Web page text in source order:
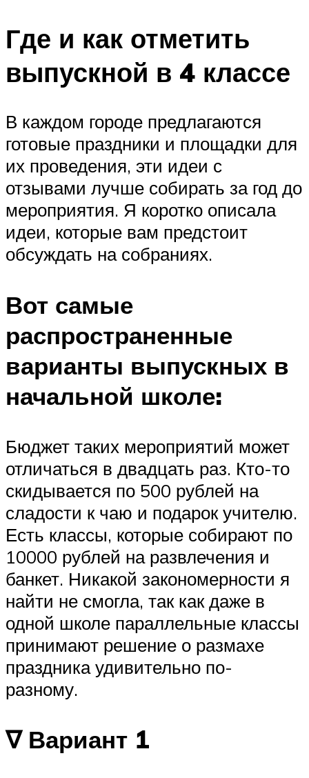
Где и как отметить
выпускной в 4 классе
В каждом городе предлагаются
готовые праздники и площадки для
их проведения, эти идеи с
отзывами лучше собирать за год до
мероприятия. Я коротко описала
идеи, которые вам предстоит
обсуждать на собраниях.
Вот самые
распространенные
варианты выпускных в
начальной школе:
Бюджет таких мероприятий может
отличаться в двадцать раз. Кто-то
скидывается по 500 рублей на
сладости к чаю и подарок учителю.
Есть классы, которые собирают по
10000 рублей на развлечения и
банкет. Никакой закономерности я
найти не смогла, так как даже в
одной школе параллельные классы
принимают решение о размахе
праздника удивительно по-
разному.
∇ Вариант 1